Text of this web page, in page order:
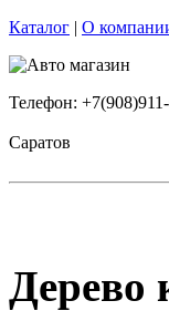
Каталог | О
Телефон:
Саратов
Дерево